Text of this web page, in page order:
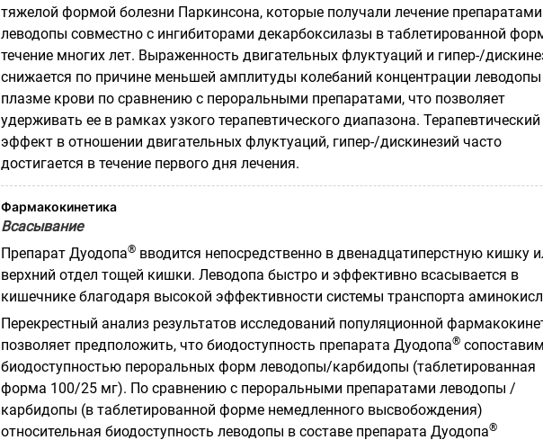
тяжелой формой болезни Паркинсона, которые получали лечение препаратами
леводопы совместно с ингибиторами декарбоксилазы в таблетированной
течение многих лет. Выраженность двигательных флуктуаций и гипер-/
снижается по причине меньшей амплитуды колебаний концентрации
плазме крови по сравнению с пероральными препаратами, что позволяет
удерживать ее в рамках узкого терапевтического диапазона. Терапевтический
эффект в отношении двигательных флуктуаций, гипер-/дискинезий часто
достигается в течение первого дня лечения.
Фармакокинетика
Всасывание
Препарат Дуодопа®вводится непосредственно в двенадцатиперстную кишку
верхний отдел тощей кишки. Леводопа быстро и эффективно всасывается в
кишечнике благодаря высокой эффективности системы транспорта
Перекрестный анализ результатов исследований популяционной
позволяет предположить, что биодоступность препарата Дуодопа®
биодоступностью пероральных форм леводопы/карбидопы (таблетированная
форма 100/25 мг). По сравнению с пероральными препаратами леводопы /
карбидопы (в таблетированной форме немедленного высвобождения)
относительная биодоступность леводопы в составе препарата Дуодопа®